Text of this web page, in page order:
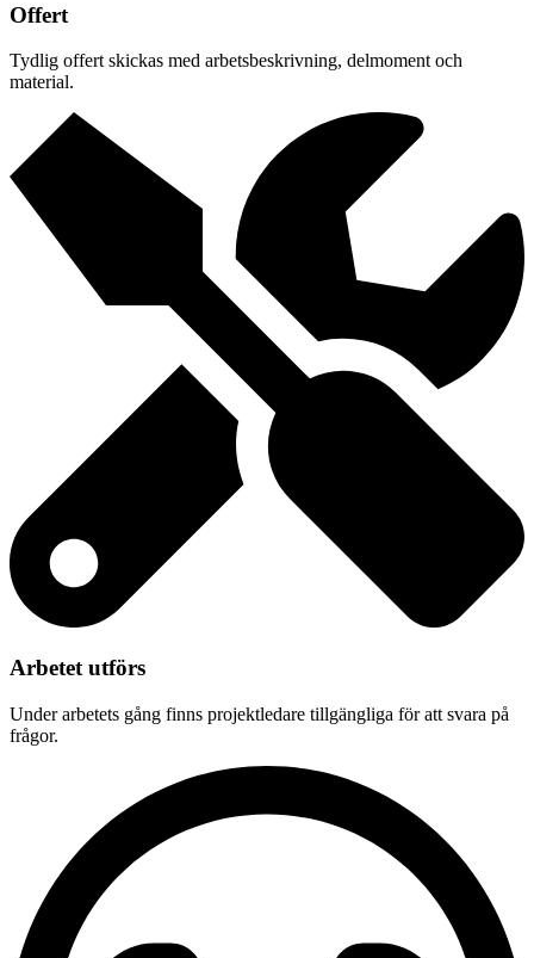
Offert
Tydlig offert skickas med arbetsbeskrivning, delmoment och
material.
Arbetet utförs
Under arbetets gång finns projektledare tillgängliga för att svara på
frågor.